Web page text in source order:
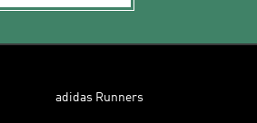
adidas Runners